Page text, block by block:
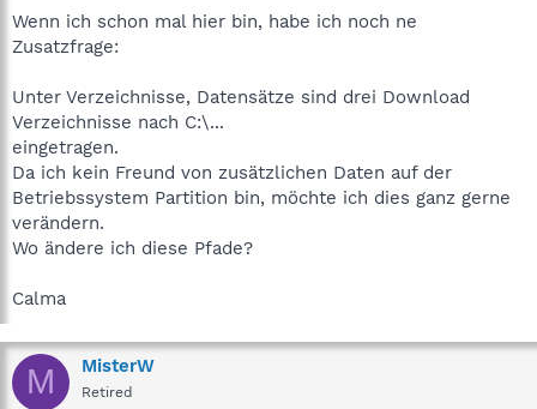
Wenn ich schon mal hier bin, habe ich noch ne
Zusatzfrage:
Unter Verzeichnisse, Datensätze sind drei Download
Verzeichnisse nach C:\...
eingetragen.
Da ich kein Freund von zusätzlichen Daten auf der
Betriebssystem Partition bin, möchte ich dies ganz gerne
verändern.
Wo ändere ich diese Pfade?
Calma
M MisterW
Retired